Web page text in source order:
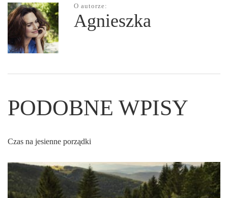
O autorze:
Agnieszka
PODOBNE WPISY
Czas na jesienne porządki